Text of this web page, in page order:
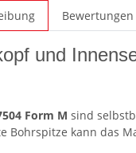
Bewertungen
und
Form M sind
Bohrspitze kann das